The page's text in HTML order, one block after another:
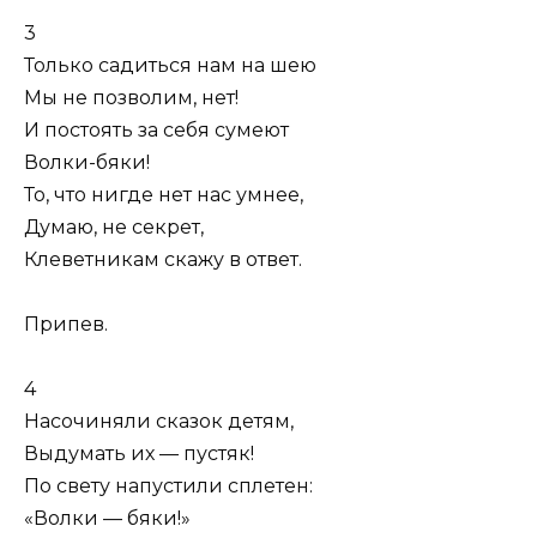
3
Только садиться нам на шею
Мы не позволим, нет!
И постоять за себя сумеют
Волки-бяки!
То, что нигде нет нас умнее,
Думаю, не секрет,
Клеветникам скажу в ответ.
Припев.
4
Насочиняли сказок детям,
Выдумать их — пустяк!
По свету напустили сплетен:
«Волки — бяки!»